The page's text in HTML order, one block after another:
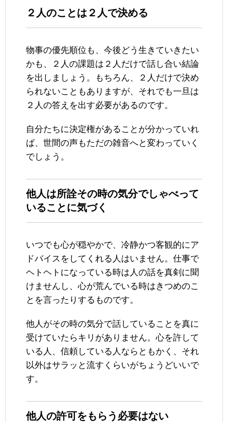
２人のことは２人で決める
物事の優先順位も、今後どう生きていきたい
かも、２人の課題は２人だけで話し合い結論
を出しましょう。もちろん、２人だけで決め
られないこともありますが、それでも一旦は
２人の答えを出す必要があるのです。
自分たちに決定権があることが分かっていれ
ば、世間の声もただの雑音へと変わっていく
でしょう。
他人は所詮その時の気分でしゃべって
いることに気づく
いつでも心が穏やかで、冷静かつ客観的にア
ドバイスをしてくれる人はいません。仕事で
ヘトヘトになっている時は人の話を真剣に聞
けませんし、心が荒んでいる時はきつめのこ
とを言ったりするものです。
他人がその時の気分で話していることを真に
受けていたらキリがありません。心を許して
いる人、信頼している人ならともかく、それ
以外はサラッと流すくらいがちょうどいいで
す。
他人の許可をもらう必要はない